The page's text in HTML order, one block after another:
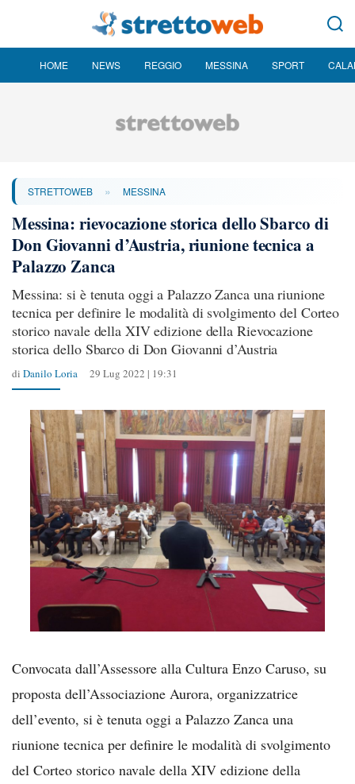
HOME NEWS REGGIO MESSINA SPORT
STRETTOWEB » MESSINA
Messina: rievocazione storica dello Sbarco di
Don Giovanni d’Austria, riunione tecnica a
Palazzo Zanca
Messina: si è tenuta oggi a Palazzo Zanca una riunione
tecnica per definire le modalità di svolgimento del Corteo
storico navale della XIV edizione della Rievocazione
storica dello Sbarco di Don Giovanni d’Austria
di Danilo Loria 29 Lug 2022 | 19:31
Convocata dall’Assessore alla Cultura Enzo Caruso, su
proposta dell’Associazione Aurora, organizzatrice
dell’evento, si è tenuta oggi a Palazzo Zanca una
riunione tecnica per definire le modalità di svolgimento
del Corteo storico navale della XIV edizione della